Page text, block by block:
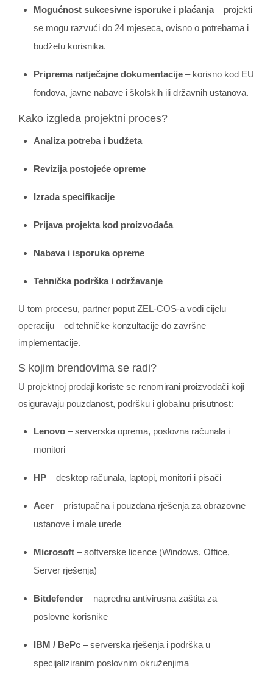
Mogućnost sukcesivne isporuke i plaćanja– projekti
se mogu razvući do 24 mjeseca, ovisno o potrebama i
budžetu korisnika.
Priprema natječajne dokumentacije – korisno kod EU
fondova, javne nabave i školskih ili državnih ustanova.
Kako izgleda projektni proces?
Analiza potreba i budžeta
Revizija postojeće opreme
Izrada specifikacije
Prijava projekta kod proizvođača
Nabava i isporuka opreme
Tehnička podrška i održavanje
U tom procesu, partner poput ZEL‑COS‑a vodi cijelu
operaciju – od tehničke konzultacije do završne
implementacije.
S kojim brendovima se radi?
U projektnoj prodaji koriste se renomirani proizvođači koji
osiguravaju pouzdanost, podršku i globalnu prisutnost:
Lenovo – serverska oprema, poslovna računala i
monitori
HP – desktop računala, laptopi, monitori i pisači
Acer – pristupačna i pouzdana rješenja za obrazovne
ustanove i male urede
Microsoft – softverske licence (Windows, Office,
Server rješenja)
Bitdefender – napredna antivirusna zaštita za
poslovne korisnike
IBM / BePc – serverska rješenja i podrška u
specijaliziranim poslovnim okruženjima